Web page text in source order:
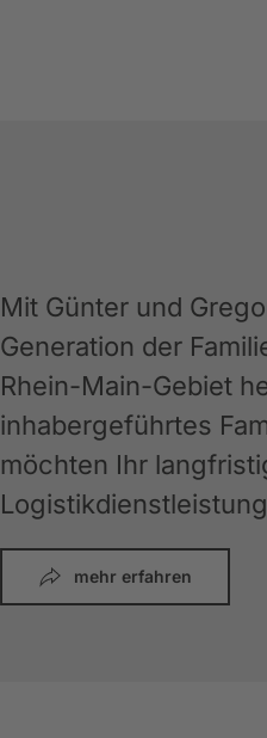
Mit Günter und
Generation der
Rhein-Main-Gebiet
inhabergeführtes
möchten Ihr
mehr erfahren